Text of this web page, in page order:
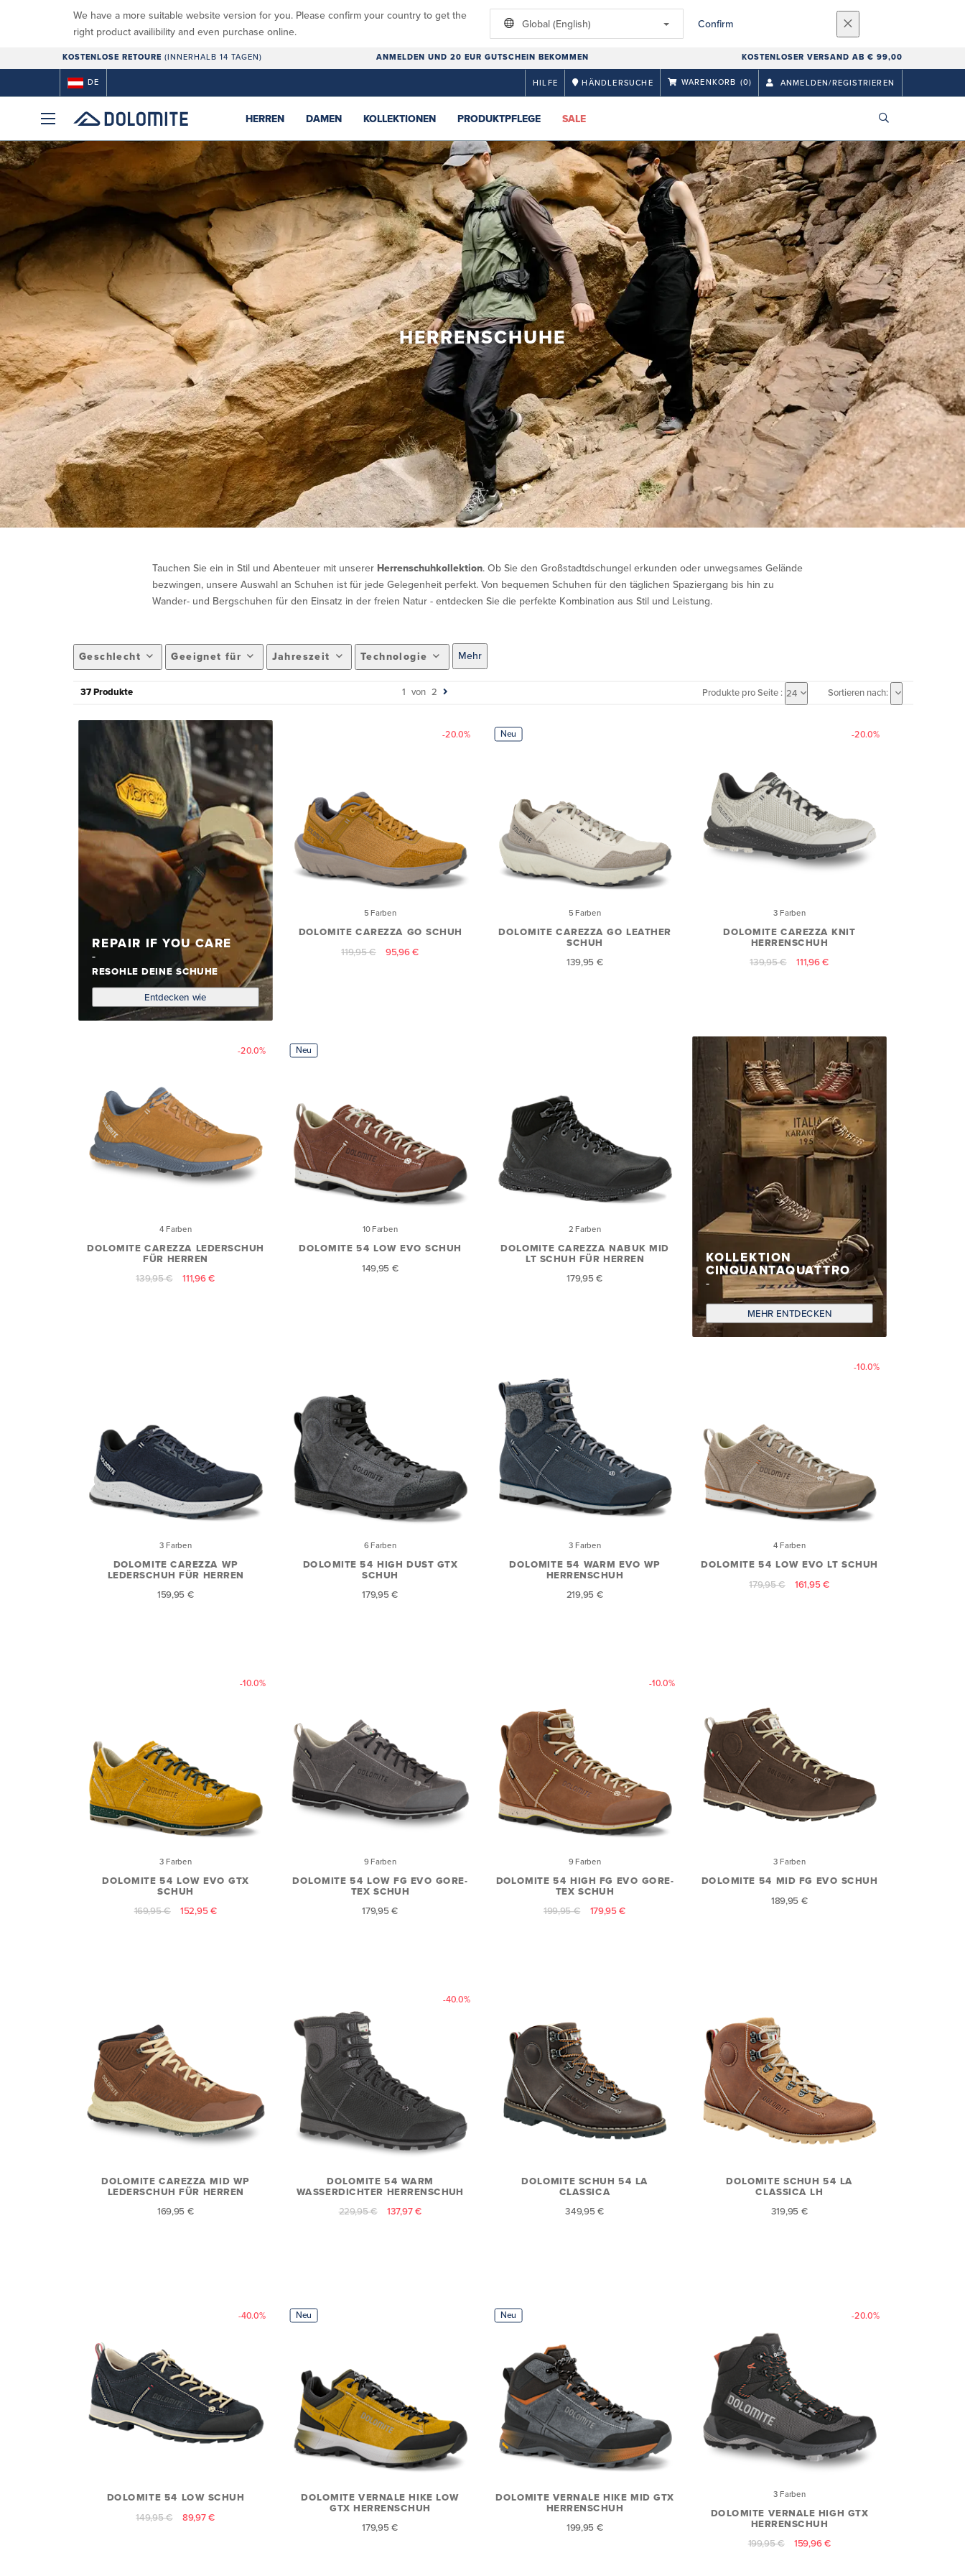
We have a more suitable website version for you. Please confirm your country to get the
right product availibility and even purchase online.
Global (English) Confirm
KOSTENLOSE RETOURE (INNERHALB 14 TAGEN) ANMELDEN UND 20 EUR GUTSCHEIN BEKOMMEN KOSTENLOSER VERSAND AB € 99,00
DE HILFE HÄNDLERSUCHE WARENKORB (0) ANMELDEN/REGISTRIEREN
HERREN DAMEN KOLLEKTIONEN PRODUKTPFLEGE SALE
HERRENSCHUHE
Tauchen Sie ein in Stil und Abenteuer mit unserer Herrenschuhkollektion. Ob Sie den Großstadtdschungel erkunden oder unwegsames Gelände
bezwingen, unsere Auswahl an Schuhen ist für jede Gelegenheit perfekt. Von bequemen Schuhen für den täglichen Spaziergang bis hin zu
Wander- und Bergschuhen für den Einsatz in der freien Natur - entdecken Sie die perfekte Kombination aus Stil und Leistung.
Geschlecht Geeignet für Jahreszeit Technologie Mehr
37 Produkte 1 von 2 Produkte pro Seite : 24 Sortieren nach:
REPAIR IF YOU CARE
RESOHLE DEINE SCHUHE
Entdecken wie
-20.0%
5 Farben
DOLOMITE CAREZZA GO SCHUH
119,95 €
95,96 €
Neu
5 Farben
DOLOMITE CAREZZA GO LEATHER
SCHUH
139,95 €
-20.0%
3 Farben
DOLOMITE CAREZZA KNIT
HERRENSCHUH
139,95 €
111,96 €
-20.0%
4 Farben
DOLOMITE CAREZZA LEDERSCHUH
FÜR HERREN
139,95 €
111,96 €
Neu
10 Farben
DOLOMITE 54 LOW EVO SCHUH
149,95 €
2 Farben
DOLOMITE CAREZZA NABUK MID
LT SCHUH FÜR HERREN
179,95 €
KOLLEKTION
CINQUANTAQUATTRO
MEHR ENTDECKEN
3 Farben
DOLOMITE CAREZZA WP
LEDERSCHUH FÜR HERREN
159,95 €
6 Farben
DOLOMITE 54 HIGH DUST GTX
SCHUH
179,95 €
3 Farben
DOLOMITE 54 WARM EVO WP
HERRENSCHUH
219,95 €
-10.0%
4 Farben
DOLOMITE 54 LOW EVO LT SCHUH
179,95 €
161,95 €
-10.0%
3 Farben
DOLOMITE 54 LOW EVO GTX
SCHUH
169,95 €
152,95 €
9 Farben
DOLOMITE 54 LOW FG EVO GORE-
TEX SCHUH
179,95 €
-10.0%
9 Farben
DOLOMITE 54 HIGH FG EVO GORE-
TEX SCHUH
199,95 €
179,95 €
3 Farben
DOLOMITE 54 MID FG EVO SCHUH
189,95 €
DOLOMITE CAREZZA MID WP
LEDERSCHUH FÜR HERREN
169,95 €
-40.0%
DOLOMITE 54 WARM
WASSERDICHTER HERRENSCHUH
229,95 €
137,97 €
DOLOMITE SCHUH 54 LA
CLASSICA
349,95 €
DOLOMITE SCHUH 54 LA
CLASSICA LH
319,95 €
-40.0%
DOLOMITE 54 LOW SCHUH
149,95 €
89,97 €
Neu
DOLOMITE VERNALE HIKE LOW
GTX HERRENSCHUH
179,95 €
Neu
DOLOMITE VERNALE HIKE MID GTX
HERRENSCHUH
199,95 €
-20.0%
3 Farben
DOLOMITE VERNALE HIGH GTX
HERRENSCHUH
199,95 €
159,96 €